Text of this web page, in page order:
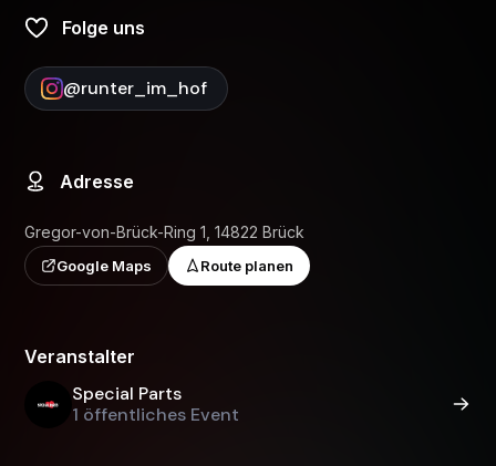
Folge uns
@runter_im_hof
Adresse
Gregor-von-Brück-Ring 1, 14822 Brück
Google Maps Route planen
Veranstalter
Special Parts
1 öffentliches Event